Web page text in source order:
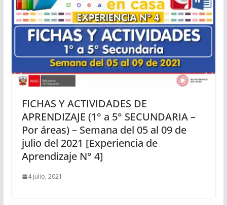
FICHAS Y ACTIVIDADES DE
APRENDIZAJE (1° a 5° SECUNDARIA –
Por áreas) – Semana del 05 al 09 de
julio del 2021 [Experiencia de
Aprendizaje N° 4]
4 julio, 2021